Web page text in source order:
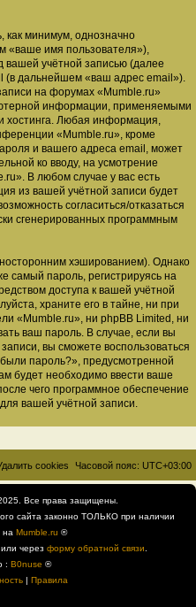
как минимум, однозначно
«ваше имя пользователя»),
вашей учётной записью (далее
(в дальнейшем «ваш адрес email»).
на форумах «Mumble.ru»
информации, применяемыми
хостинга. Любая информация,
«Mumble.ru», кроме
и вашего адреса email, может
ко вводу, на усмотрение
В любом случае у вас есть
из вашей учётной записи будет
согласиться/отказаться
сгенерированных программным
хэшированием). Однако
самый пароль, регистрируясь на
доступа к вашей учётной
храните его в тайне, ни при
«Mumble.ru», ни phpBB Limited, ни
ваш пароль. В случае, если вы
вы сможете воспользоваться
пароль?», предусмотренной
будет необходимо ввести ваше
чего программное обеспечение
вашей учётной записи.
Часовой пояс: UTC+03:00
cookies
Все права защищены.
сайта законно ТОЛЬКО при наличии
на Mumble.ru ®
или через форму обратной связи
: B0nuse ®
| Правила